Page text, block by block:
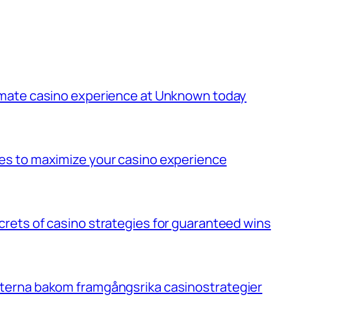
casino experience at Unknown today
to maximize your casino experience
of casino strategies for guaranteed wins
bakom framgångsrika casinostrategier